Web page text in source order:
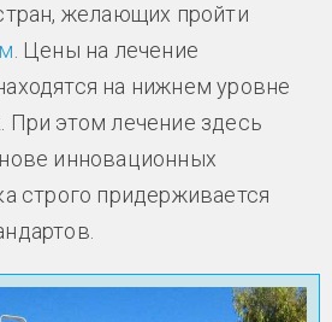
желающих пройти
. Цены на лечение
на нижнем уровне
При этом лечение здесь
инновационных
строго придерживается